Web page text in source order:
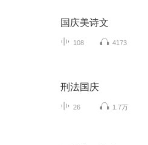
国庆美诗文
108 4173
刑法国庆
26 1.7万